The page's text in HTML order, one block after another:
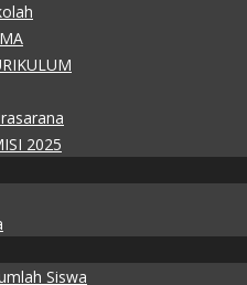
2025
Siswa